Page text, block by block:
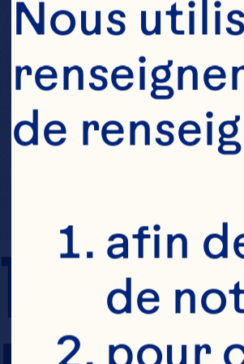
TEMPS
Nous
de
afin
de
pour